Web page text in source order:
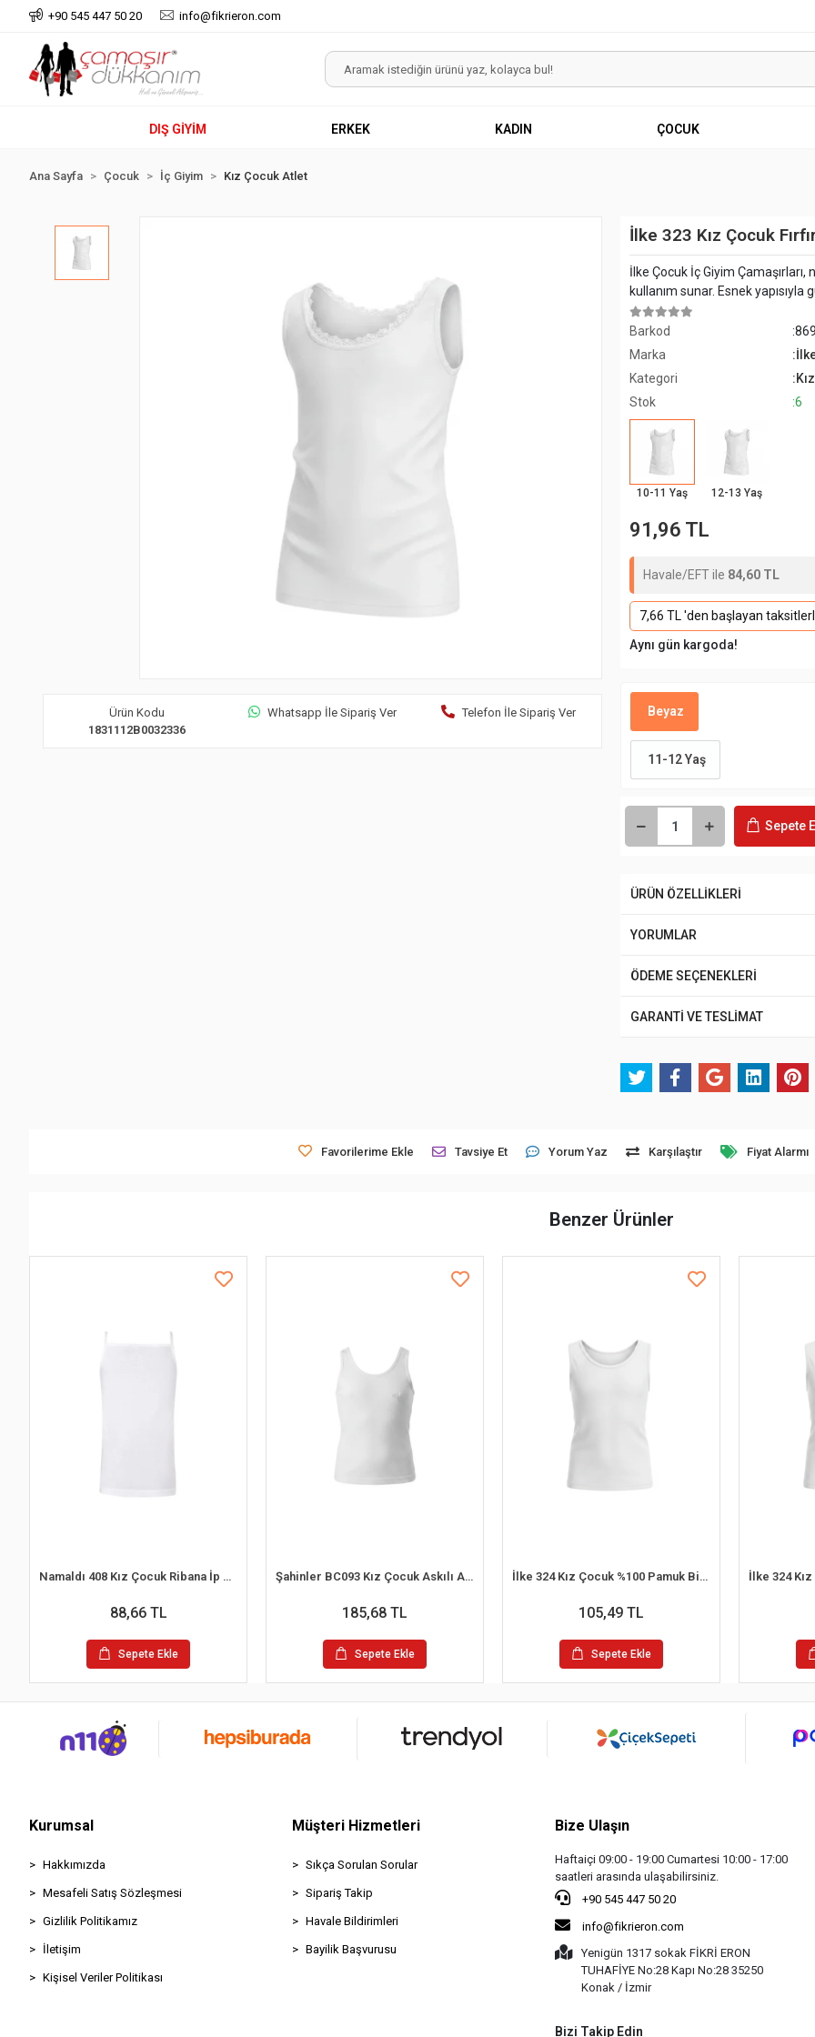
+90 545 447 50 20 info@fikrieron.com
DIŞ GİYİM ERKEK KADIN ÇOCUK
Ana Sayfa Çocuk İç Giyim Kız Çocuk Atlet
Ürün Kodu
1831112B0032336
Whatsapp İle Sipariş Ver Telefon İle Sipariş Ver
İlke 323 Kız Çocuk
İlke Çocuk İç Giyim
kullanım sunar. Esnek
Barkod
Marka
Kategori
Stok
:6
10-11 Yaş 12-13 Yaş
91,96 TL
Havale/EFT ile 84,60 TL
7,66 TL 'den başlayan
Aynı gün kargoda!
Beyaz
11-12 Yaş
Sepete
ÜRÜN ÖZELLİKLERİ
YORUMLAR
ÖDEME SEÇENEKLERİ
GARANTİ VE TESLİMAT
Favorilerime Ekle Tavsiye Et Yorum Yaz Karşılaştır Fiyat Alarmı
Benzer Ürünler
Namaldı 408 Kız Çocuk Ribana İp Askılı Atlet
88,66 TL
Sepete Ekle
Şahinler BC093 Kız Çocuk Askılı Atlet (8-9 Yaş)
185,68 TL
Sepete Ekle
İlke 324 Kız Çocuk %100 Pamuk Biyeli Geniş Askılı Atlet (8-9 Yaş)
105,49 TL
Sepete Ekle
Kurumsal
Hakkımızda
Mesafeli Satış Sözleşmesi
Gizlilik Politikamız
İletişim
Kişisel Veriler Politikası
Müşteri Hizmetleri
Sıkça Sorulan Sorular
Sipariş Takip
Havale Bildirimleri
Bayilik Başvurusu
Bize Ulaşın
Haftaiçi 09:00 - 19:00 Cumartesi 10:00 - 17:00
saatleri arasında ulaşabilirsiniz.
+90 545 447 50 20
info@fikrieron.com
Yenigün 1317 sokak FİKRİ ERON
TUHAFİYE No:28 Kapı No:28 35250
Konak / İzmir
Bizi Takip Edin